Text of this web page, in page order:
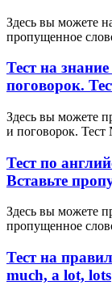
Здесь вы можете
пропущенное
Тест на
поговорок.
Здесь вы можете
и поговорок. Тест
Тест по
Вставьте
Здесь вы можете
пропущенное
Тест на
much, a lot, lots